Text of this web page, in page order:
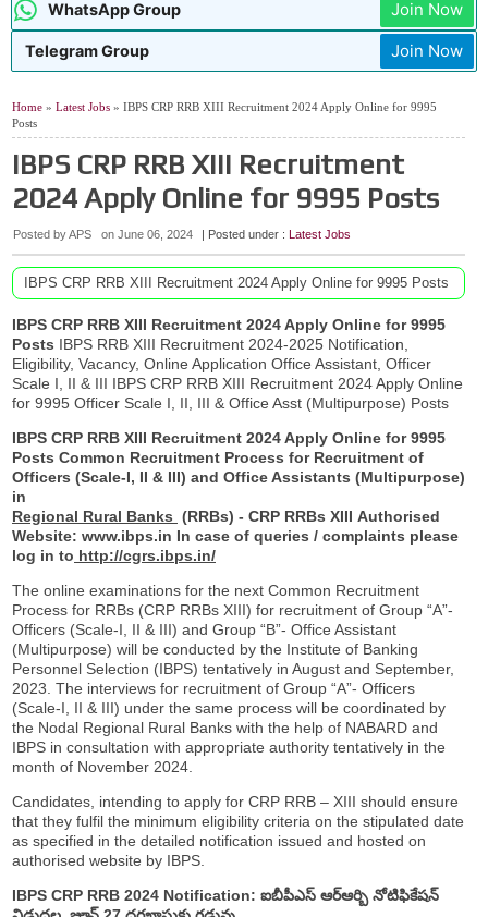
07:48 AM Telangana TG Police Recruitment Notification 2026
04:02 AM AIIMS NORCET 11 Nursing Officer Recruitment 2026
9:02 PM AP TET Hall Tickets July 2026
SAIL Rourkela Apprentices Recruitment 2026 Apply Online
WhatsApp Group Join Now
Telegram Group Join Now
Home » Latest Jobs » IBPS CRP RRB XIII Recruitment 2024 Apply Online for 9995
Posts
IBPS CRP RRB XIII Recruitment
2024 Apply Online for 9995 Posts
Posted by APS on June 06, 2024 | Posted under : Latest Jobs
IBPS CRP RRB XIII Recruitment 2024 Apply Online for 9995 Posts
IBPS CRP RRB XIII Recruitment 2024 Apply Online for 9995
Posts IBPS RRB XIII Recruitment 2024-2025 Notification,
Eligibility, Vacancy, Online Application Office Assistant, Officer
Scale I, II & III IBPS CRP RRB XIII Recruitment 2024 Apply Online
for 9995 Officer Scale I, II, III & Office Asst (Multipurpose) Posts
IBPS CRP RRB XIII Recruitment 2024 Apply Online for 9995
Posts Common Recruitment Process for Recruitment of
Officers (Scale-I, II & III) and Office Assistants (Multipurpose)
in
Regional Rural Banks (RRBs) - CRP RRBs XIII Authorised
Website: www.ibps.in In case of queries / complaints please
log in to http://cgrs.ibps.in/
The online examinations for the next Common Recruitment
Process for RRBs (CRP RRBs XIII) for recruitment of Group “A”-
Officers (Scale-I, II & III) and Group “B”- Office Assistant
(Multipurpose) will be conducted by the Institute of Banking
Personnel Selection (IBPS) tentatively in August and September,
2023. The interviews for recruitment of Group “A”- Officers
(Scale-I, II & III) under the same process will be coordinated by
the Nodal Regional Rural Banks with the help of NABARD and
IBPS in consultation with appropriate authority tentatively in the
month of November 2024.
Candidates, intending to apply for CRP RRB – XIII should ensure
that they fulfil the minimum eligibility criteria on the stipulated date
as specified in the detailed notification issued and hosted on
authorised website by IBPS.
IBPS CRP RRB 2024 Notification: ఐబీపీఎస్ ఆర్ఆర్బి నోటిఫికేషన్